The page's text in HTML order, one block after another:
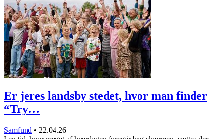
Er jeres landsby stedet, hvor man finder
“Try…
Samfund • 22.04.26